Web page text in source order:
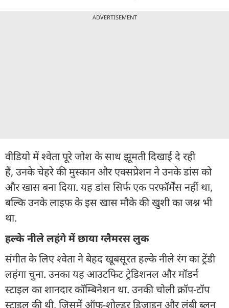
ADVERTISEMENT
वीडियो में श्वेता पूरे जोश के साथ झूमती दिखाई दे रही
हैं, उनके चेहरे की मुस्कान और एक्सप्रेशन ने उनके डांस को
और खास बना दिया. यह डांस सिर्फ एक परफॉर्मेंस नहीं था,
बल्कि उनके लाइफ के इस खास मौके की खुशी का जश्न भी
था.
हल्के नीले लहंगे में छाया ग्लैमरस लुक
संगीत के लिए श्वेता ने बेहद खूबसूरत हल्के नीले रंग का ट्रेंडी
लहंगा चुना. उनका यह आउटफिट ट्रेडिशनल और मॉडर्न
स्टाइल का शानदार कॉम्बिनेशन था. उनकी चोली क्रॉप-टॉप
स्टाइल की थी, जिसमें ऑफ-शोल्डर डिजाइन और लंबी ब्लून